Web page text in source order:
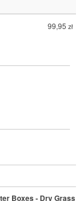
99,95 zł
Boxes - Dry Grass